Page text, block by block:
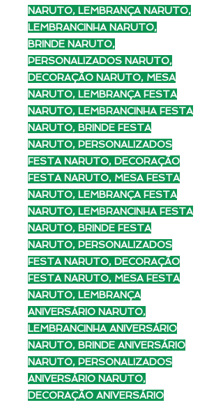
NARUTO, LEMBRANÇA NARUTO,
LEMBRANCINHA NARUTO,
BRINDE NARUTO,
PERSONALIZADOS NARUTO,
DECORAÇÃO NARUTO, MESA
NARUTO, LEMBRANÇA FESTA
NARUTO, LEMBRANCINHA FESTA
NARUTO, BRINDE FESTA
NARUTO, PERSONALIZADOS
FESTA NARUTO, DECORAÇÃO
FESTA NARUTO, MESA FESTA
NARUTO, LEMBRANÇA FESTA
NARUTO, LEMBRANCINHA FESTA
NARUTO, BRINDE FESTA
NARUTO, PERSONALIZADOS
FESTA NARUTO, DECORAÇÃO
FESTA NARUTO, MESA FESTA
NARUTO, LEMBRANÇA
ANIVERSÁRIO NARUTO,
LEMBRANCINHA ANIVERSÁRIO
NARUTO, BRINDE ANIVERSÁRIO
NARUTO, PERSONALIZADOS
ANIVERSÁRIO NARUTO,
DECORAÇÃO ANIVERSÁRIO